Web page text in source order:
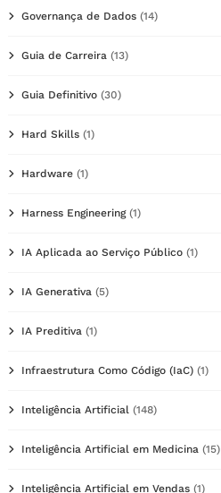
Governança de Dados (14)
Guia de Carreira (13)
Guia Definitivo (30)
Hard Skills (1)
Hardware (1)
Harness Engineering(1)
IA Aplicada ao Serviço Público (1)
IA Generativa (5)
IA Preditiva (1)
Infraestrutura Como Código (IaC) (1)
Inteligência Artificial (148)
Inteligência Artificial em Medicina (15)
Inteligência Artificial em Vendas (1)